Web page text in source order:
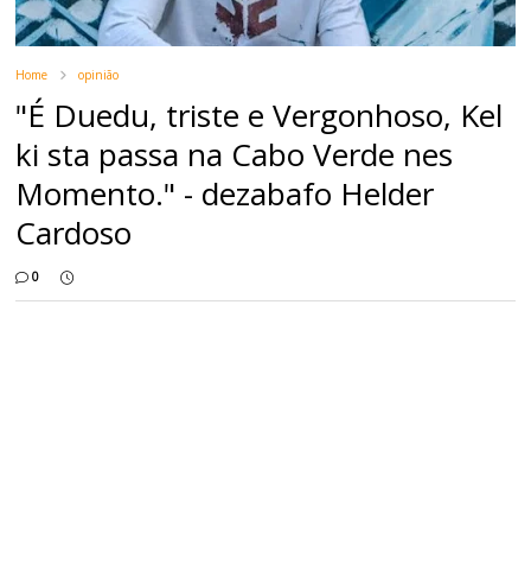
Home opinião
"É Duedu, triste e Vergonhoso, Kel
ki sta passa na Cabo Verde nes
Momento." - dezabafo Helder
Cardoso
0